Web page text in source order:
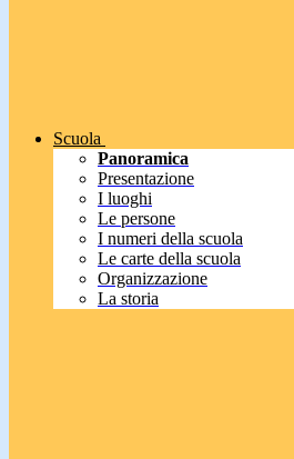
Scuola
Panoramica
Presentazione
I luoghi
Le persone
I numeri della scuola
Le carte della scuola
Organizzazione
La storia